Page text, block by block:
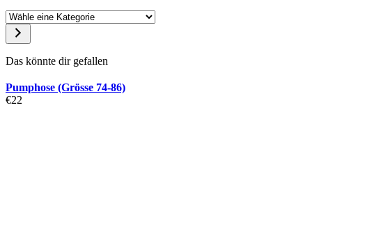
Wähle
eine
Kategorie
Das könnte dir gefallen
Pumphose (Grösse 74-86)
€22